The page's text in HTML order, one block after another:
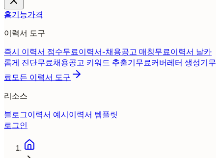
홈기능가격
이력서 도구
즉시 이력서 점수무료이력서-채용공고 매칭무료이력서 날카
롭게 진단무료채용공고 키워드 추출기무료커버레터 생성기무
료모든 이력서 도구
리소스
블로그이력서 예시이력서 템플릿
로그인